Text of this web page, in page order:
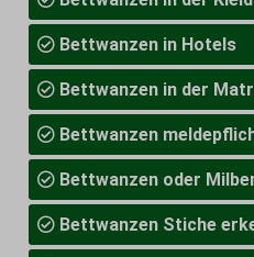
Bettwanzen in Hotels
Bettwanzen in der
Bettwanzen
Bettwanzen oder
Bettwanzen Stiche